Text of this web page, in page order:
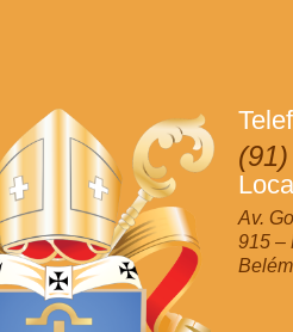
Av.
915 –